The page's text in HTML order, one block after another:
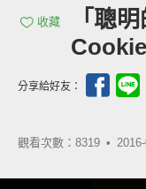
收藏
「聰
Cookie
分享給好友：
觀看次數：8319 •